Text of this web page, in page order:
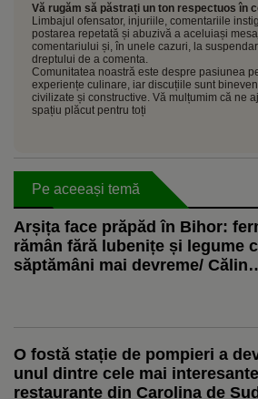
Vă rugăm să păstrați un ton respectuos în
Limbajul ofensator, injuriile, comentariile
postarea repetată și abuzivă a aceluiași
comentariului și, în unele cazuri, la
dreptului de a comenta.
Comunitatea noastră este despre pasiunea
experiențe culinare, iar discuțiile sunt
civilizate și constructive. Vă mulțumim că ne
spațiu plăcut pentru toți
Pe aceeași temă
Arșița face prăpăd în Bihor:
rămân fără lubenițe și legume
săptămâni mai devreme/ Călin
O fostă stație de pompieri a
unul dintre cele mai interesante
restaurante din Carolina de